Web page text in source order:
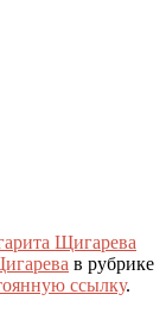
Щигарева
в рубрике
ссылку.